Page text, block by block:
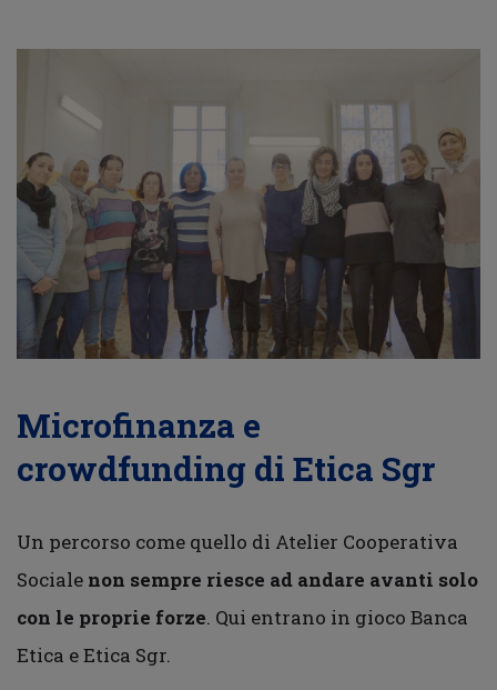
Microfinanza e
crowdfunding di Etica Sgr
Un percorso come quello di Atelier Cooperativa
Sociale non sempre riesce ad andare avanti solo
con le proprie forze. Qui entrano in gioco Banca
Etica e Etica Sgr.